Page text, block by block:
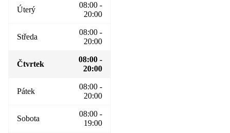
Úterý
08:00 -
20:00
Středa
08:00 -
20:00
Čtvrtek
08:00 -
20:00
Pátek
08:00 -
20:00
Sobota
08:00 -
19:00